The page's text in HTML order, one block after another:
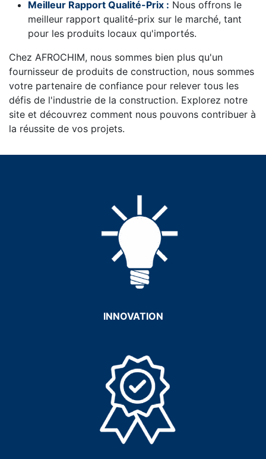
Meilleur Rapport Qualité-Prix : Nous offrons le
meilleur rapport qualité-prix sur le marché, tant
pour les produits locaux qu'importés.
Chez AFROCHIM, nous sommes bien plus qu'un
fournisseur de produits de construction, nous sommes
votre partenaire de confiance pour relever tous les
défis de l'industrie de la construction. Explorez notre
site et découvrez comment nous pouvons contribuer à
la réussite de vos projets.
INNOVATION